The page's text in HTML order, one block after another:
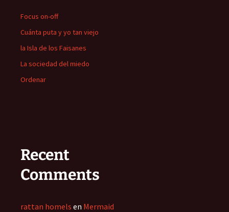
Focus on-off
Cuánta puta y yo tan viejo
la Isla de los Faisanes
La sociedad del miedo
Ordenar
Recent
Comments
rattan homels en Mermaid